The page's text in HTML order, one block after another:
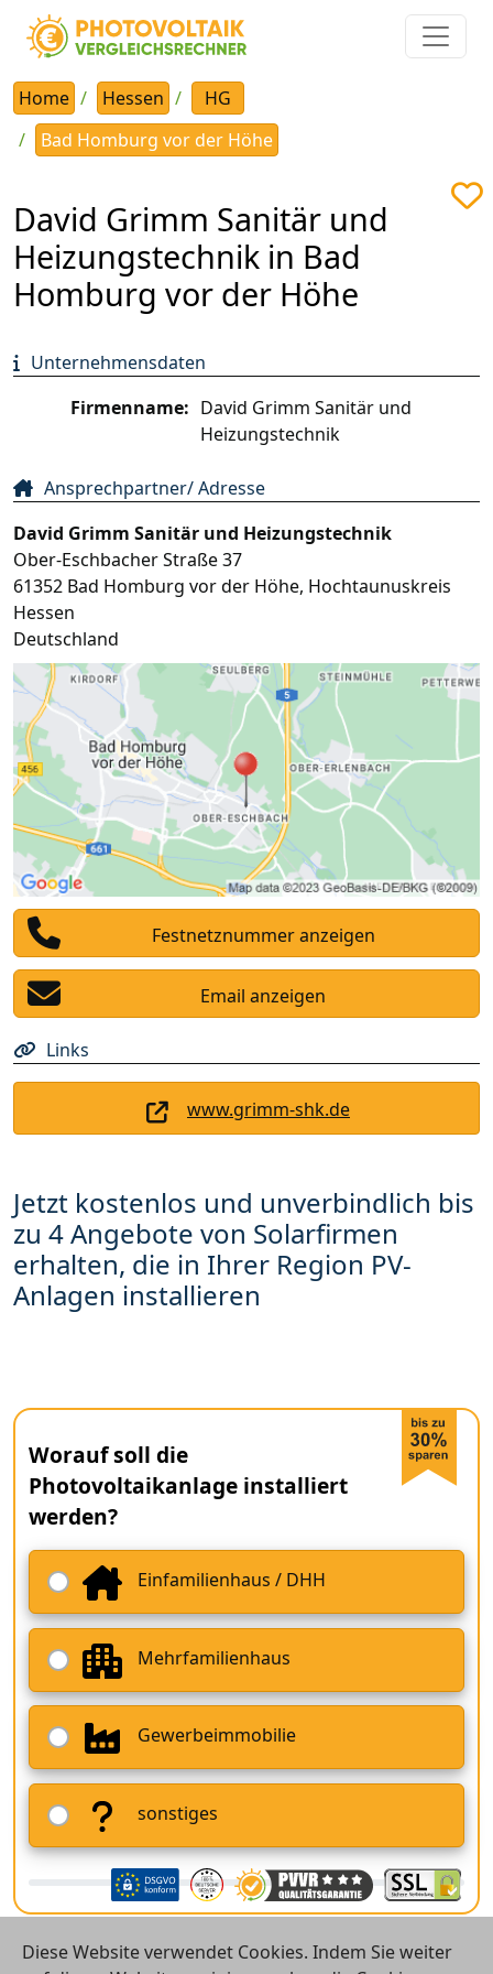
Home Hessen
HG
Bad Homburg vor der Höhe
David Grimm Sanitär und
Heizungstechnik in Bad
Homburg vor der Höhe
Unternehmensdaten
Firmenname: David Grimm Sanitär und
Heizungstechnik
Ansprechpartner/ Adresse
David Grimm Sanitär und Heizungstechnik
Ober-Eschbacher Straße 37
61352 Bad Homburg vor der Höhe, Hochtaunuskreis
Hessen
Deutschland
Festnetznummer anzeigen
Email anzeigen
Links
www.grimm-shk.de
Jetzt kostenlos und unverbindlich bis
zu 4 Angebote von Solarfirmen
erhalten, die in Ihrer Region PV-
Anlagen installieren
Worauf soll die
Photovoltaikanlage installiert
werden?
Einfamilienhaus / DHH
Mehrfamilienhaus
Gewerbeimmobilie
sonstiges
Diese Website verwendet Cookies. Indem Sie weiter